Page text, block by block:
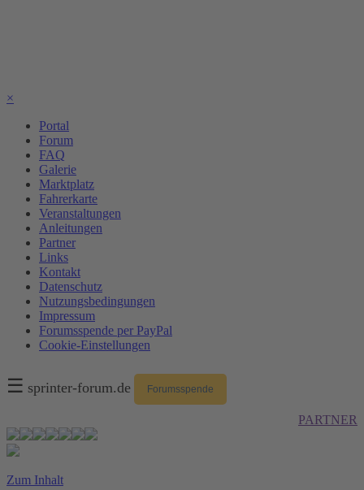
×
Portal
Forum
FAQ
Galerie
Marktplatz
Fahrerkarte
Veranstaltungen
Anleitungen
Partner
Links
Kontakt
Datenschutz
Nutzungsbedingungen
Impressum
Forumsspende per PayPal
Cookie-Einstellungen
☰ sprinter-forum.de Forumsspende
PARTNER
Zum Inhalt